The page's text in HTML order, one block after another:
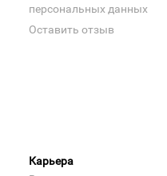
персональных данных
Оставить отзыв
Карьера